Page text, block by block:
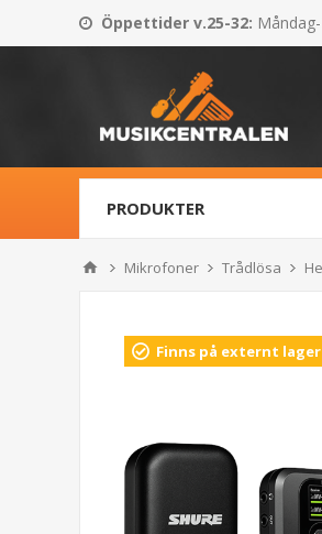
Öppettider v.25-32:
PRODUKTER
Mikrofoner Trådlösa
Finns på externt lager